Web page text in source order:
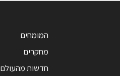
המומחים
מחקרים
חדשות מהעולם